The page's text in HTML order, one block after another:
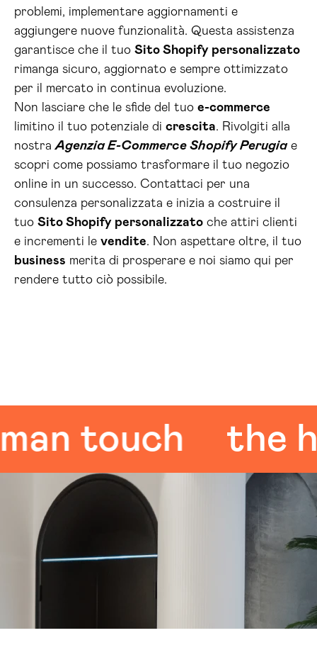
problemi, implementare aggiornamenti e
aggiungere nuove funzionalità. Questa assistenza
garantisce che il tuo Sito Shopify personalizzato
rimanga sicuro, aggiornato e sempre ottimizzato
per il mercato in continua evoluzione.
Non lasciare che le sfide del tuo e-commerce
limitino il tuo potenziale di crescita. Rivolgiti alla
nostraAgenzia E-Commerce Shopify Perugiae
scopri come possiamo trasformare il tuo negozio
online in un successo. Contattaci per una
consulenza personalizzata e inizia a costruire il
tuo Sito Shopify personalizzato che attiri clienti
e incrementi le vendite. Non aspettare oltre, il tuo
business merita di prosperare e noi siamo qui per
rendere tutto ciò possibile.
touch the